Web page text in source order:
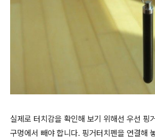
실제로 터치감을 확인해 보기 위해선 우선 핑
구멍에서 빼야 합니다. 핑거터치펜을 연결해